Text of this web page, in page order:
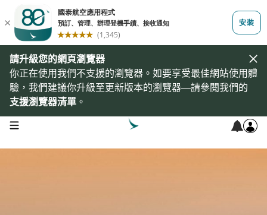
請升級您的網頁瀏覽器
你正在使用我們不支援的瀏覽器。如要享受最佳網站使用體
驗，我們建議你升級至更新版本的瀏覽器—請參閱我們的
支援瀏覽器清單 。
open navigation menu